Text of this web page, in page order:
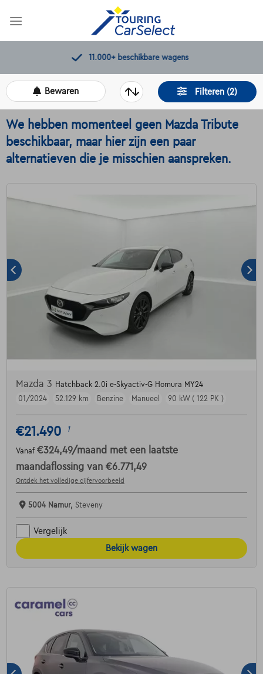
beschikbare wagens
Filteren (2)
Bewaren
We hebben momenteel geen Mazda Tribute
beschikbaar, maar hier zijn een paar
alternatieven die je misschien aanspreken.
Mazda 3 Hatchback 2.0i e-Skyactiv-G Homura MY24
01/2024
52.129 km Benzine Manueel 90 kW ( 122 PK )
€21.490 1
Vanaf €324,49/maand met een laatste
maandaflossing van €6.771,49
Ontdek het volledige cijfervoorbeeld
5004 Namur, Steveny
Vergelijk
Bekijk wagen